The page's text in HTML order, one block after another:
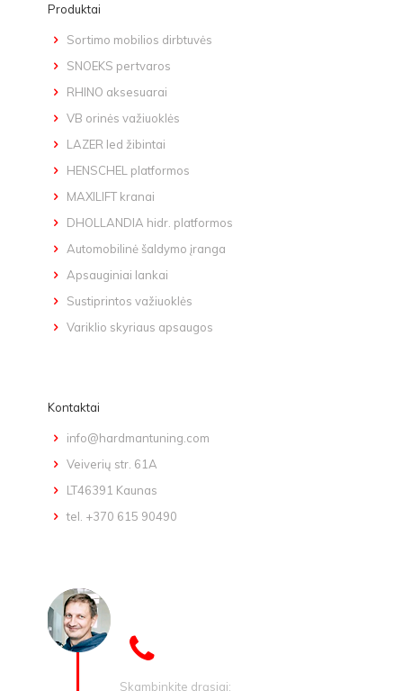
Produktai
Sortimo mobilios dirbtuvės
SNOEKS pertvaros
RHINO aksesuarai
VB orinės važiuoklės
LAZER led žibintai
HENSCHEL platformos
MAXILIFT kranai
DHOLLANDIA hidr. platformos
Automobilinė šaldymo įranga
Apsauginiai lankai
Sustiprintos važiuoklės
Variklio skyriaus apsaugos
Kontaktai
info@hardmantuning.com
Veiverių str. 61A
LT46391 Kaunas
tel. +370 615 90490
Skambinkite drąsiai: